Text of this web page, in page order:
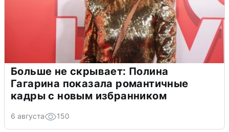
Больше не скрывает: Полина
Гагарина показала романтичные
кадры с новым избранником
6 августа 150